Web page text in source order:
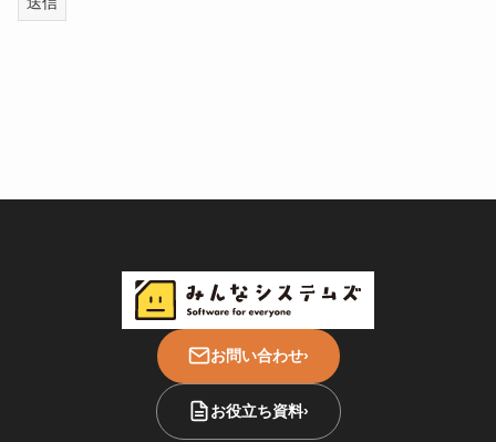
お問い合わせ›
お役立ち資料›